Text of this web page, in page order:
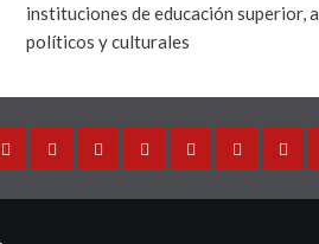
instituciones de educación superior,
políticos y culturales
DirectorInternacional
MéxicoAnálisisUniversidades
Ciencia